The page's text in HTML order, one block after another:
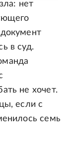
нет
в суд.
не хочет.
если с
семь